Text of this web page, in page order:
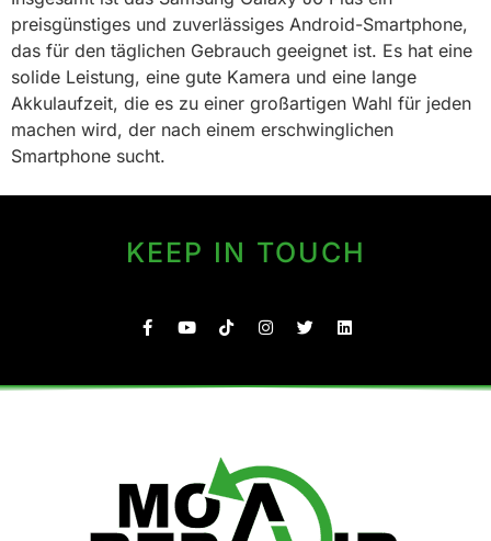
preisgünstiges und zuverlässiges Android-Smartphone,
das für den täglichen Gebrauch geeignet ist. Es hat eine
solide Leistung, eine gute Kamera und eine lange
Akkulaufzeit, die es zu einer großartigen Wahl für jeden
machen wird, der nach einem erschwinglichen
Smartphone sucht.
KEEP IN TOUCH